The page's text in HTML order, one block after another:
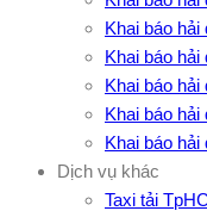
Khai báo
Khai báo
Khai báo hải
Khai báo hải
Khai báo hải
Dịch vụ khác
Taxi tải